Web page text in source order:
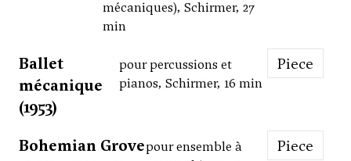
mécaniques), Schirmer, 27
min
Ballet
mécanique
(1953)
pour percussions et
pianos, Schirmer, 16 min
Piece
Bohemian Grovepour ensemble à
Piece